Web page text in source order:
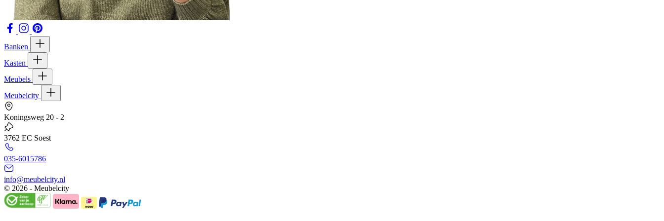
Banken
Kasten
Meubels
Meubelcity
Koningsweg 20 - 2
3762 EC Soest
035-6015786
info@meubelcity.nl
© 2026 - Meubelcity